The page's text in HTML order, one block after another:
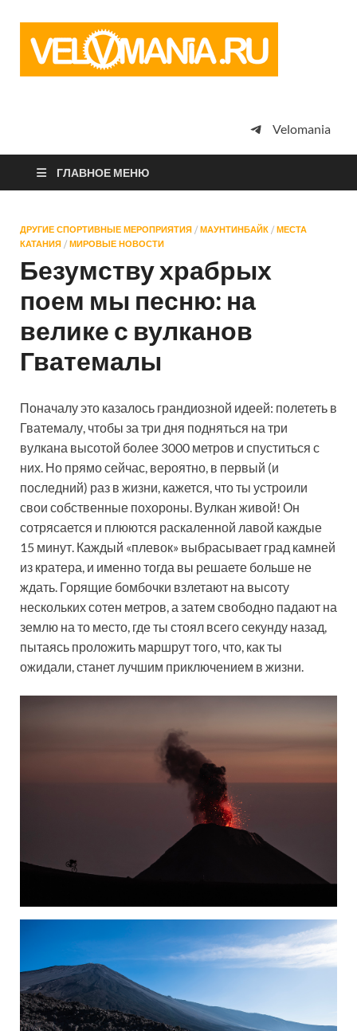
просто
Velomania
ГЛАВНОЕ МЕНЮ
ДРУГИЕ СПОРТИВНЫЕ МЕРОПРИЯТИЯ / МАУНТИНБАЙК / МЕСТА
КАТАНИЯ / МИРОВЫЕ НОВОСТИ
Безумству храбрых
поем мы песню: на
велике с вулканов
Гватемалы
Поначалу это казалось грандиозной идеей: полететь в
Гватемалу, чтобы за три дня подняться на три
вулкана высотой более 3000 метров и спуститься с
них. Но прямо сейчас, вероятно, в первый (и
последний) раз в жизни, кажется, что ты устроили
свои собственные похороны. Вулкан живой! Он
сотрясается и плюются раскаленной лавой каждые
15 минут. Каждый «плевок» выбрасывает град камней
из кратера, и именно тогда вы решаете больше не
ждать. Горящие бомбочки взлетают на высоту
нескольких сотен метров, а затем свободно падают на
землю на то место, где ты стоял всего секунду назад,
пытаясь проложить маршрут того, что, как ты
ожидали, станет лучшим приключением в жизни.